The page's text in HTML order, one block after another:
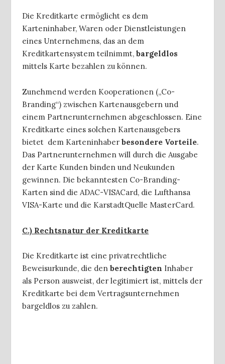
Die Kreditkarte ermöglicht es dem
Karteninhaber, Waren oder Dienstleistungen
eines Unternehmens, das an dem
Kreditkartensystem teilnimmt, bargeldlos
mittels Karte bezahlen zu können.
Zunehmend werden Kooperationen („Co-
Branding“) zwischen Kartenausgebern und
einem Partnerunternehmen abgeschlossen. Eine
Kreditkarte eines solchen Kartenausgebers
bietet dem Karteninhaber besondere Vorteile.
Das Partnerunternehmen will durch die Ausgabe
der Karte Kunden binden und Neukunden
gewinnen. Die bekanntesten Co-Branding-
Karten sind die ADAC-VISACard, die Lufthansa
VISA-Karte und die KarstadtQuelle MasterCard.
C.) Rechtsnatur der Kreditkarte
Die Kreditkarte ist eine privatrechtliche
Beweisurkunde, die den berechtigten Inhaber
als Person ausweist, der legitimiert ist, mittels der
Kreditkarte bei dem Vertragsunternehmen
bargeldlos zu zahlen.